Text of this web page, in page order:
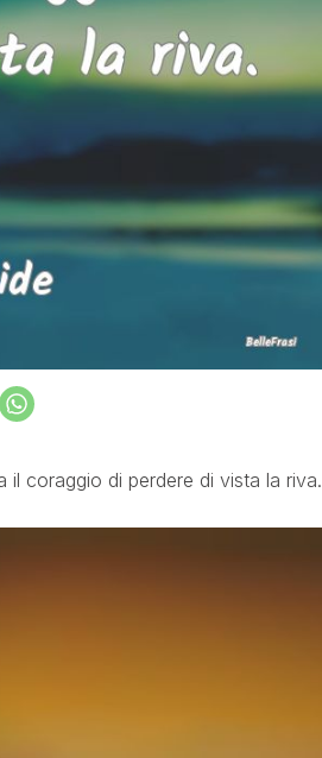
coraggio di perdere di vista la riva.